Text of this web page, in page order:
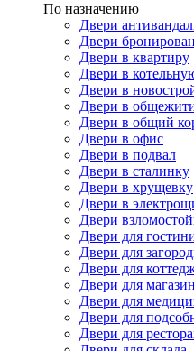
По назначению
Двери
Двери
Двери в квартиру
Двери в
Двери в
Двери в
Двери в общий
Двери в офис
Двери в подвал
Двери в сталинку
Двери в хрущевку
Двери в
Двери
Двери для
Двери для
Двери для
Двери для
Двери для
Двери для
Двери для